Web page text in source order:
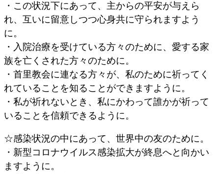
・この状況下にあって、主からの平安が与えら
れ、互いに留意しつつ心身共に守られますよう
に。
・入院治療を受けている方々のために、愛する家
族を亡くされた方々のために。
・首里教会に連なる方々が、私のために祈ってく
れていることを知ることができますように。
・私が祈れないとき、私にかわって誰かが祈って
いることを信頼できるように。
☆感染状況の中にあって、世界中の友のために。
・新型コロナウイルス感染拡大が終息へと向かい
ますように。